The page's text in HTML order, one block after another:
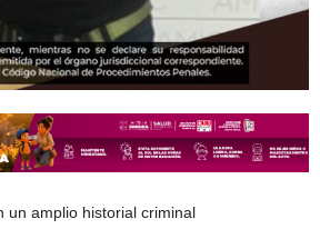
un amplio historial criminal